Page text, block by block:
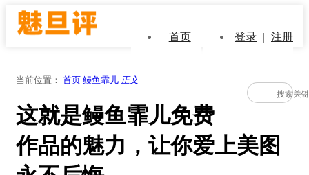
首页 登录 | 注册
当前位置： 首页 鳗鱼霏儿 正文
这就是鳗鱼霏儿免费
作品的魅力，让你爱上美图